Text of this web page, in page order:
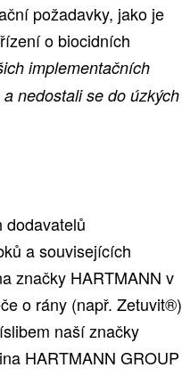
požadavky, jako je
o biocidních
implementačních
nedostali se do úzkých
dodavatelů
a souvisejících
značky HARTMANN v
o rány (např. Zetuvit®)
naší značky
HARTMANN GROUP